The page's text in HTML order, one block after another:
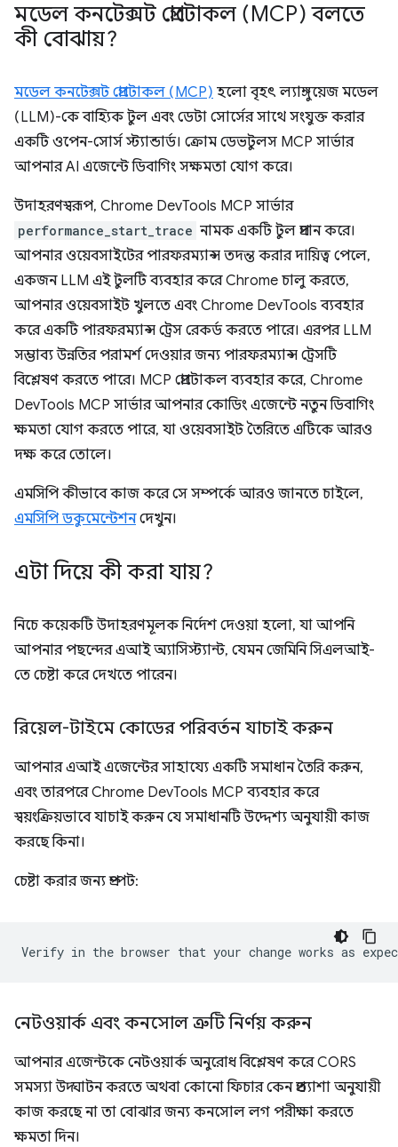
মডেল কনটেক্সট প্রোটোকল (MCP) বলতে
কী বোঝায়?
মডেল কনটেক্সট প্রোটোকল (MCP) হলো বৃহৎ ল্যাঙ্গুয়েজ মডেল
(LLM)-কে বাহ্যিক টুল এবং ডেটা সোর্সের সাথে সংযুক্ত করার
একটি ওপেন-সোর্স স্ট্যান্ডার্ড। ক্রোম ডেভটুলস MCP সার্ভার
আপনার AI এজেন্টে ডিবাগিং সক্ষমতা যোগ করে।
উদাহরণস্বরূপ, Chrome DevTools MCP সার্ভার
performance_start_trace নামক একটি টুল প্রদান করে।
আপনার ওয়েবসাইটের পারফরম্যান্স তদন্ত করার দায়িত্ব পেলে,
একজন LLM এই টুলটি ব্যবহার করে Chrome চালু করতে,
আপনার ওয়েবসাইট খুলতে এবং Chrome DevTools ব্যবহার
করে একটি পারফরম্যান্স ট্রেস রেকর্ড করতে পারে। এরপর LLM
সম্ভাব্য উন্নতির পরামর্শ দেওয়ার জন্য পারফরম্যান্স ট্রেসটি
বিশ্লেষণ করতে পারে। MCP প্রোটোকল ব্যবহার করে, Chrome
DevTools MCP সার্ভার আপনার কোডিং এজেন্টে নতুন ডিবাগিং
ক্ষমতা যোগ করতে পারে, যা ওয়েবসাইট তৈরিতে এটিকে আরও
দক্ষ করে তোলে।
এমসিপি কীভাবে কাজ করে সে সম্পর্কে আরও জানতে চাইলে,
এমসিপি ডকুমেন্টেশনদেখুন।
এটা দিয়ে কী করা যায়?
নিচে কয়েকটি উদাহরণমূলক নির্দেশ দেওয়া হলো, যা আপনি
আপনার পছন্দের এআই অ্যাসিস্ট্যান্ট, যেমন জেমিনি সিএলআই-
তে চেষ্টা করে দেখতে পারেন।
রিয়েল-টাইমে কোডের পরিবর্তন যাচাই করুন
আপনার এআই এজেন্টের সাহায্যে একটি সমাধান তৈরি করুন,
এবং তারপরে Chrome DevTools MCP ব্যবহার করে
স্বয়ংক্রিয়ভাবে যাচাই করুন যে সমাধানটি উদ্দেশ্য অনুযায়ী কাজ
করছে কিনা।
চেষ্টা করার জন্য প্রম্পট:
নেটওয়ার্ক এবং কনসোল ত্রুটি নির্ণয় করুন
আপনার এজেন্টকে নেটওয়ার্ক অনুরোধ বিশ্লেষণ করে CORS
সমস্যা উদ্ঘাটন করতে অথবা কোনো ফিচার কেন প্রত্যাশা অনুযায়ী
কাজ করছে না তা বোঝার জন্য কনসোল লগ পরীক্ষা করতে
ক্ষমতা দিন।